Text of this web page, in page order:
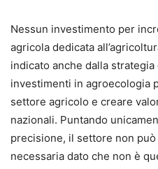
Nessun investimento per
agricola dedicata
indicato anche dalla strategia
investimenti in agroecologia
settore agricolo e creare
nazionali. Puntando
precisione, il settore non
necessaria dato che non è